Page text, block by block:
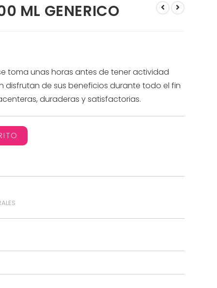
ML GENERICO
toma unas horas antes de tener actividad
disfrutan de sus beneficios durante todo el fin
duraderas y satisfactorias.